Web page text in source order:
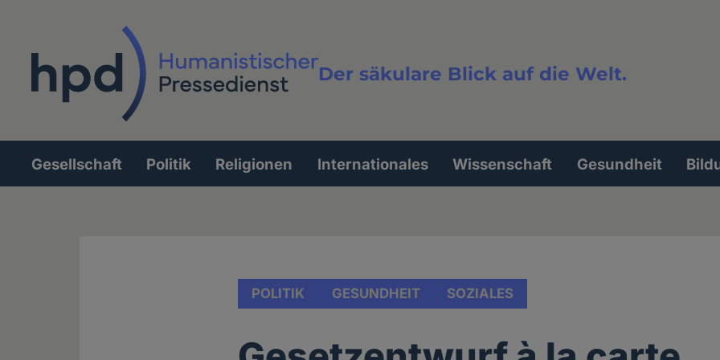
Der säkulare Blick auf die Welt.
Volltextsuche
Hauptnavigation
Gesellschaft Politik Religionen Internationales Wissenschaft Gesundheit
POLITIK GESUNDHEIT SOZIALES